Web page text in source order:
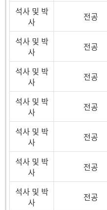
석사 및 박
사
전공
석사 및 박
사
전공
석사 및 박
사
전공
석사 및 박
사
전공
석사 및 박
사
전공
석사 및 박
사
전공
석사 및 박
사
전공